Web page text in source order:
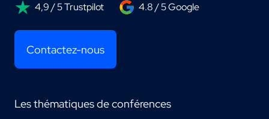
4,9 / 5 Trustpilot 4.8 / 5 Google
Contactez-nous
Les thématiques de conférences